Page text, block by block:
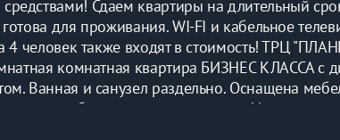
Сдаем квартиры на длительный
для проживания. WI-FI и кабельное
4 человек также входят в стоимость! ТРЦ
комнатная квартира БИЗНЕС КЛАССА с
Ванная и санузел раздельно. Оснащена
белья входят в стоимость!Фен